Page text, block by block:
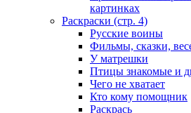
картинках
Раскраски (стр. 4)
Русские воины
Фильмы, сказки,
У матрешки
Птицы знакомые и
Чего не хватает
Кто кому помощник
Раскрась